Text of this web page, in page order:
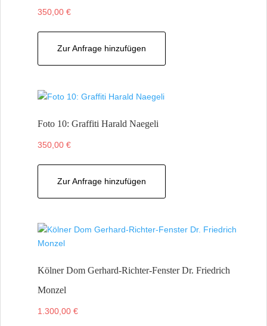
350,00€
Zur Anfrage hinzufügen
Foto 10: Graffiti Harald Naegeli
350,00€
Zur Anfrage hinzufügen
Kölner Dom Gerhard-Richter-Fenster Dr. Friedrich
Monzel
1.300,00€